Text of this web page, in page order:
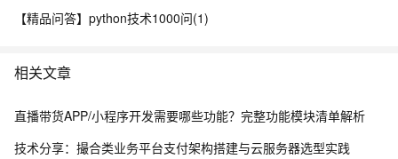
【精品问答】python技术1000问(1)
相关文章
直播带货APP/小程序开发需要哪些功能？完整功能模块清单解析
技术分享：撮合类业务平台支付架构搭建与云服务器选型实践